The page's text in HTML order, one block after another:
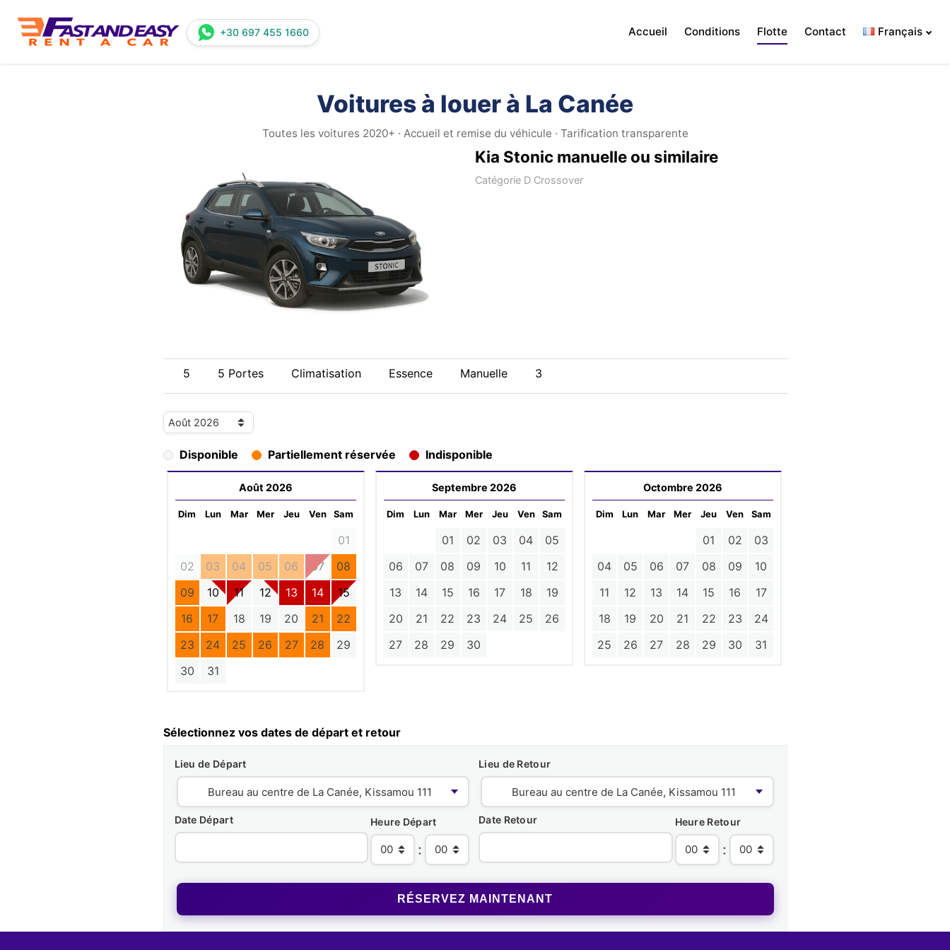
+30 697 455 1660 Accueil Conditions Flotte Contact Français
Voitures à louer à La Canée
Toutes les voitures 2020+ · Accueil et remise du véhicule · Tarification transparente
Kia Stonic manuelle ou similaire
Catégorie D Crossover
5 5 Portes Climatisation Essence Manuelle 3
Disponible Partiellement réservée Indisponible
Août 2026
Dim Lun Mar Mer Jeu Ven Sam
01
02
03 04 05 06 07
08
09
10 11 12 13 14
15
16
17 18 19 20 21
22
23
24 25 26 27 28
29
30
31
Septembre 2026
Dim Lun Mar Mer Jeu Ven Sam
01 02 03 04
05
06
07 08 09 10 11
12
13
14 15 16 17 18
19
20
21 22 23 24 25
26
27
28 29 30
Octombre 2026
Dim Lun Mar Mer Jeu Ven Sam
01 02
03
04
05 06 07 08 09
10
11
12 13 14 15 16
17
18
19 20 21 22 23
24
25
26 27 28 29 30 31
Sélectionnez vos dates de départ et retour
Lieu de Départ Lieu de Retour
Date Départ Heure Départ
:
Date Retour Heure Retour
: